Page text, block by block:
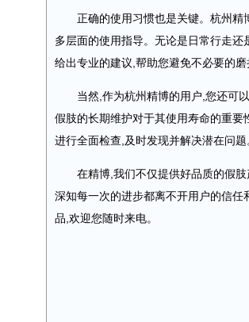
正确的使用习惯也是关键。杭州
多层面的使用指导。无论是日常行走还
给出专业的建议,帮助您避免不必要的磨
当然,作为杭州精博的用户,您还可
假肢的长期维护对于其使用寿命的重
进行全面检查,及时发现并解决潜在问题
在精博,我们不仅提供好品质的假
深知每一次的进步都离不开用户的信
品 欢迎您随时来电。